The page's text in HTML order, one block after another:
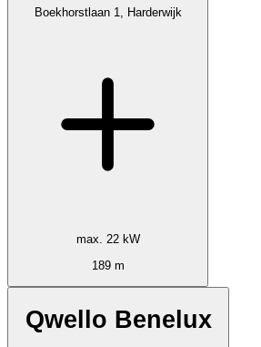
Boekhorstlaan 1, Harderwijk
max. 22 kW
189 m
Qwello Benelux